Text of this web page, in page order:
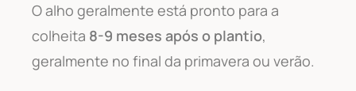
O alho geralmente está pronto para a
colheita 8-9 meses após o plantio,
geralmente no final da primavera ou verão.